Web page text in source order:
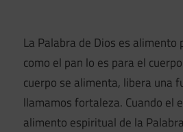
La Palabra de Dios es
como el pan lo es para el
cuerpo se alimenta, libera una
llamamos fortaleza. Cuando el
alimento espiritual de la